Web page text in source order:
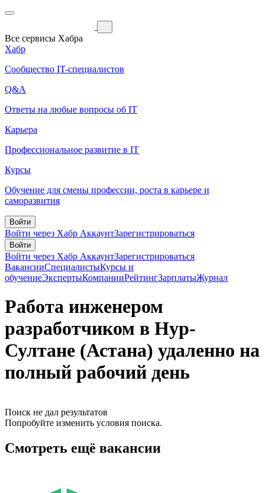
Все сервисы Хабра
Хабр
Сообщество IT-специалистов
Q&A
Ответы на любые вопросы об IT
Карьера
Профессиональное развитие в IT
Курсы
Обучение для смены профессии, роста в карьере и
саморазвития
Войти
Войти через Хабр АккаунтЗарегистрироваться
Войти
Войти через Хабр АккаунтЗарегистрироваться
ВакансииСпециалистыКурсы и
обучениеЭкспертыКомпанииРейтингЗарплатыЖурнал
Работа инженером
разработчиком в Нур-
Султане (Астана) удаленно на
полный рабочий день
Поиск не дал результатов
Попробуйте изменить условия поиска.
Смотреть ещё вакансии